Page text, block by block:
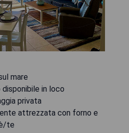
mare
in loco
privata
attrezzata con forno e
te